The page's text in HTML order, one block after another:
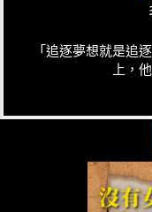
「追逐夢想就是追
上，